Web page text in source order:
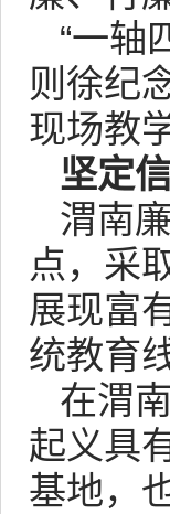
“一轴
则徐纪
现场教
坚定
渭南
点，采
展现富
统教育
在渭
起义具
基地，